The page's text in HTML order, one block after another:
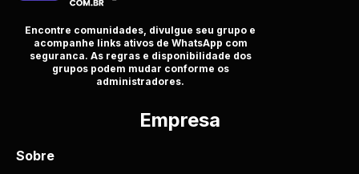
Encontre comunidades, divulgue seu grupo e
acompanhe links ativos de WhatsApp com
seguranca. As regras e disponibilidade dos
grupos podem mudar conforme os
administradores.
Empresa
Sobre